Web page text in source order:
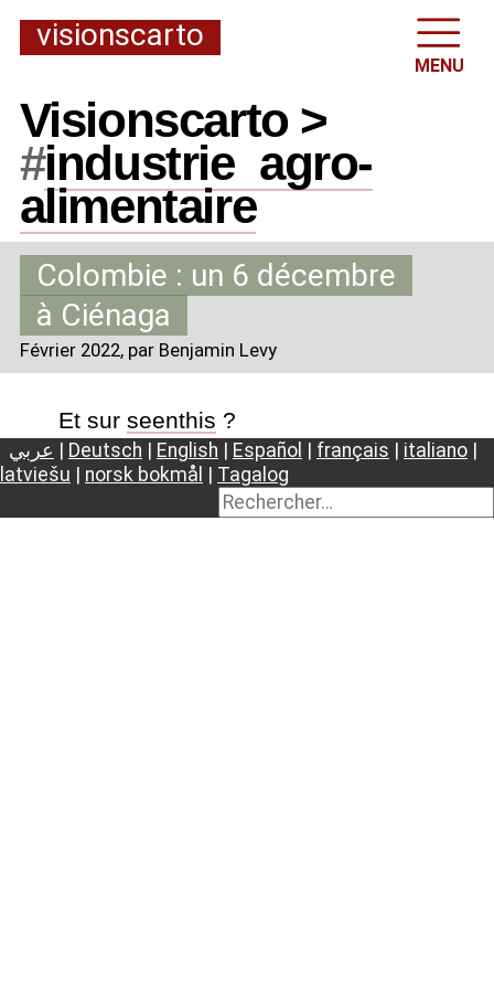
visionscarto
MENU
Visionscarto >
#industrie_ agro-
alimentaire
Colombie : un 6 décembre
à Ciénaga
Février 2022, par Benjamin Levy
Et sur seenthis ?
عربي Deutsch English Español français italiano
latviešu
norsk bokmål Tagalog